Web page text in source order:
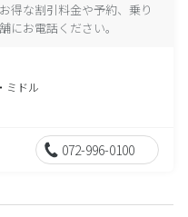
得な割引料金や予約、乗り
にお電話ください。
ミドル
072-996-0100